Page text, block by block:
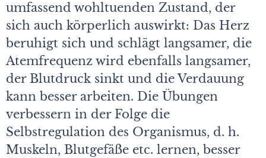
umfassend wohltuenden Zustand, der
sich auch körperlich auswirkt: Das Herz
beruhigt sich und schlägt langsamer, die
Atemfrequenz wird ebenfalls langsamer,
der Blutdruck sinkt und die Verdauung
kann besser arbeiten. Die Übungen
verbessern in der Folge die
Selbstregulation des Organismus, d. h.
Muskeln, Blutgefäße etc. lernen, besser